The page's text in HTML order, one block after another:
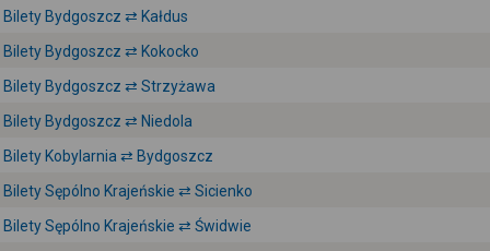
Bilety Bydgoszcz ⇄ Kałdus
Bilety Bydgoszcz ⇄ Kokocko
Bilety Bydgoszcz ⇄ Strzyżawa
Bilety Bydgoszcz ⇄ Niedola
Bilety Kobylarnia ⇄ Bydgoszcz
Bilety Sępólno Krajeńskie ⇄ Sicienko
Bilety Sępólno Krajeńskie ⇄ Świdwie